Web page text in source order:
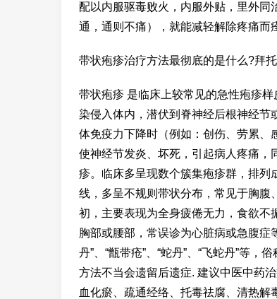
配以内服驱毒败火，内服外贴，里外同
通，通则不痛），就能减轻解除疼痛而
带状疱疹治疗方法最彻底的是什么?拜
带状疱疹 是临床上较常见的急性疱疹
染侵入体内，潜伏到脊神经后根神经
体免疫力下降时（例如：创伤、劳累、
使神经节发炎、坏死，引起病人疼痛，
疹。临床多呈现数个簇集疱疹群，排列
线，多呈不规则带状分布，常见于胸腹
初，主要表现为全身疲倦无力，食欲不
胸部或腰部，常误诊为心脏病或急腹症
丹”、“甑带疮”、“蛇丹”、“飞蛇丹”等
方法不当会遗留后遗症. 建议中医中药
血化瘀、疏通经络、托毒祛腐、清热解